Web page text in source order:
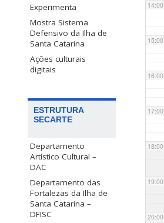
Experimenta
Mostra Sistema
Defensivo da Ilha de
Santa Catarina
Ações culturais
digitais
ESTRUTURA
SECARTE
Departamento
Artístico Cultural –
DAC
Departamento das
Fortalezas da Ilha de
Santa Catarina –
DFISC
14:00
15:00
16:00
17:00
18:00
19:00
20:00